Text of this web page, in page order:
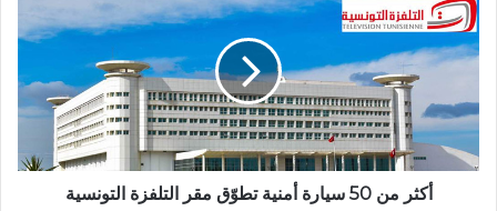
أكثر من 50 سيارة أمنية تطوّق مقر التلفزة التونسية